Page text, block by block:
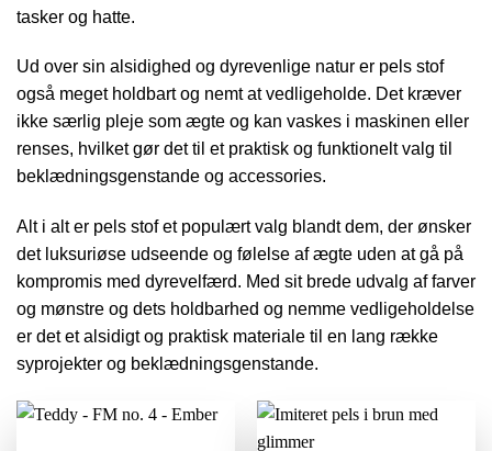
tasker og hatte.
Ud over sin alsidighed og dyrevenlige natur er pels stof
også meget holdbart og nemt at vedligeholde. Det kræver
ikke særlig pleje som ægte og kan vaskes i maskinen eller
renses, hvilket gør det til et praktisk og funktionelt valg til
beklædningsgenstande og accessories.
Alt i alt er pels stof et populært valg blandt dem, der ønsker
det luksuriøse udseende og følelse af ægte uden at gå på
kompromis med dyrevelfærd. Med sit brede udvalg af farver
og mønstre og dets holdbarhed og nemme vedligeholdelse
er det et alsidigt og praktisk materiale til en lang række
syprojekter og beklædningsgenstande.